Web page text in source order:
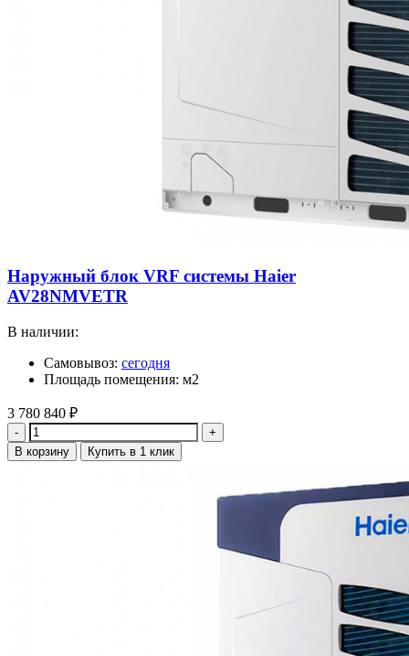
Наружный блок VRF системы Haier
AV28NMVETR
В наличии:
Самовывоз: сегодня
Площадь помещения: м2
3 780 840 ₽
Количество
В корзину Купить в 1 клик